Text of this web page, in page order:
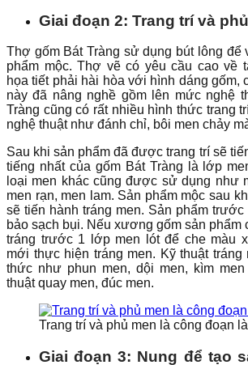
Giai đoạn 2: Trang trí và
Thợ gốm Bát Tràng sử dụng bút lông để
phẩm mộc. Thợ vẽ có yêu cầu cao về
họa tiết phải hài hòa với hình dáng gốm,
này đã nâng nghề gồm lên mức nghệ
Tràng cũng có rất nhiều hình thức trang
nghệ thuật như đánh chỉ, bôi men chảy
Sau khi sản phẩm đã được trang trí sẽ
tiếng nhất của gốm Bát Tràng là lớp
loại men khác cũng được sử dụng như
men rạn, men lam. Sản phẩm mộc sau
sẽ tiến hành tráng men. Sản phẩm
bảo sạch bụi. Nếu xương gốm sản phẩm
tráng trước 1 lớp men lót để che màu
mới thực hiện tráng men. Kỹ thuật tráng
thức như phun men, dội men, kìm
thuật quay men, đúc men.
Trang trí và phủ men là công đoạn
Giai đoạn 3: Nung để tạo